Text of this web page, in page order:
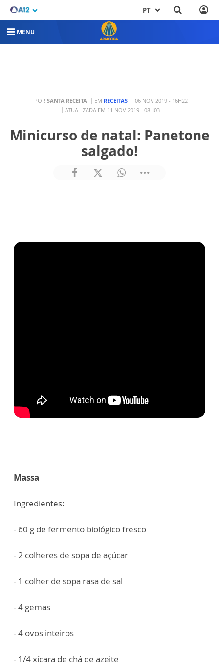
PT
MENU
POR SANTA RECEITA EM RECEITAS
06 NOV 2019 - 16H22
ATUALIZADA EM 11 NOV 2019 - 08H03
Minicurso de natal: Panetone
salgado!
Massa
Ingredientes:
- 60 g de fermento biológico fresco
- 2 colheres de sopa de açúcar
- 1 colher de sopa rasa de sal
- 4 gemas
- 4 ovos inteiros
- 1/4 xícara de chá de azeite